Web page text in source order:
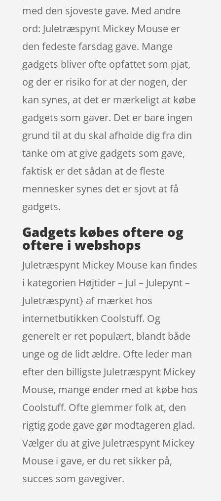
med den sjoveste gave. Med andre
ord: Juletræspynt Mickey Mouse er
den fedeste farsdag gave. Mange
gadgets bliver ofte opfattet som pjat,
og der er risiko for at der nogen, der
kan synes, at det er mærkeligt at købe
gadgets som gaver. Det er bare ingen
grund til at du skal afholde dig fra din
tanke om at give gadgets som gave,
faktisk er det sådan at de fleste
mennesker synes det er sjovt at få
gadgets.
Gadgets købes oftere og
oftere i webshops
Juletræspynt Mickey Mouse kan findes
i kategorien Højtider – Jul – Julepynt –
Juletræspynt} af mærket hos
internetbutikken Coolstuff. Og
generelt er ret populært, blandt både
unge og de lidt ældre. Ofte leder man
efter den billigste Juletræspynt Mickey
Mouse, mange ender med at købe hos
Coolstuff. Ofte glemmer folk at, den
rigtig gode gave gør modtageren glad.
Vælger du at give Juletræspynt Mickey
Mouse i gave, er du ret sikker på,
succes som gavegiver.